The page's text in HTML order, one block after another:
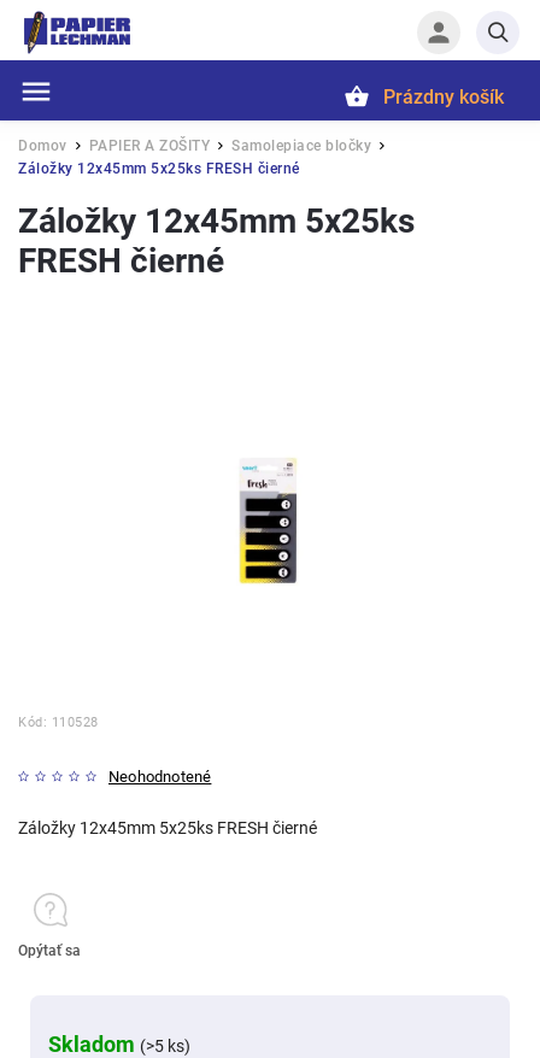
Prázdny košík
Domov / PAPIER A ZOŠITY / Samolepiace bločky /
Záložky 12x45mm 5x25ks FRESH čierné
Záložky 12x45mm 5x25ks
FRESH čierné
Kód: 110528
Neohodnotené
Skladom (>5 ks)
Záložky 12x45mm 5x25ks FRESH čierné
Opýtať sa